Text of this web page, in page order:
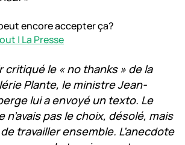
encore accepter ça?
| La Presse
critiqué le « no thanks » de la
Plante, le ministre Jean-
lui a envoyé un texto. Le
n’avais pas le choix, désolé, mais
travailler ensemble. L’anecdote